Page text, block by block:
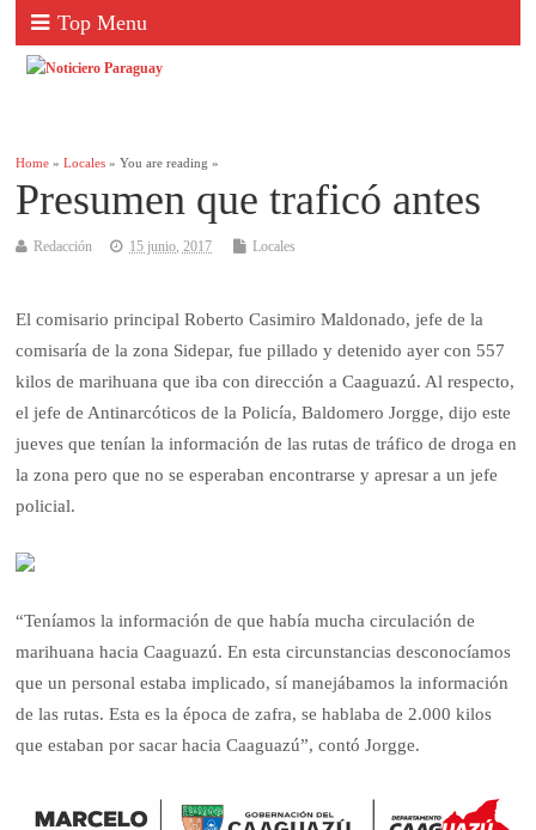
Top Menu
Home »Locales » You are reading »
Presumen que traficó antes
Redacción 15 junio, 2017 Locales
El comisario principal Roberto Casimiro Maldonado, jefe de la
comisaría de la zona Sidepar, fue pillado y detenido ayer con 557
kilos de marihuana que iba con dirección a Caaguazú. Al respecto,
el jefe de Antinarcóticos de la Policía, Baldomero Jorgge, dijo este
jueves que tenían la información de las rutas de tráfico de droga en
la zona pero que no se esperaban encontrarse y apresar a un jefe
policial.
“Teníamos la información de que había mucha circulación de
marihuana hacia Caaguazú. En esta circunstancias desconocíamos
que un personal estaba implicado, sí manejábamos la información
de las rutas. Esta es la época de zafra, se hablaba de 2.000 kilos
que estaban por sacar hacia Caaguazú”, contó Jorgge.